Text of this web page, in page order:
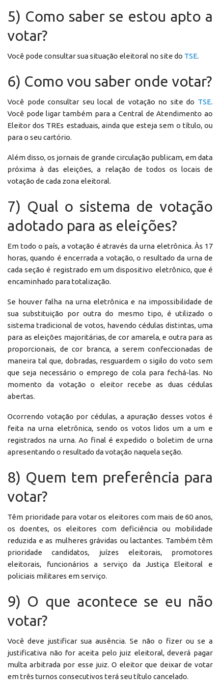
5) Como saber se estou apto a
votar?
Você pode consultar sua situação eleitoral no site do TSE.
6) Como vou saber onde votar?
Você pode consultar seu local de votação no site do TSE.
Você pode ligar também para a Central de Atendimento ao
Eleitor dos TREs estaduais, ainda que esteja sem o título, ou
para o seu cartório.
Além disso, os jornais de grande circulação publicam, em data
próxima à das eleições, a relação de todos os locais de
votação de cada zona eleitoral.
7) Qual o sistema de votação
adotado para as eleições?
Em todo o país, a votação é através da urna eletrônica. Às 17
horas, quando é encerrada a votação, o resultado da urna de
cada seção é registrado em um dispositivo eletrônico, que é
encaminhado para totalização.
Se houver falha na urna eletrônica e na impossibilidade de
sua substituição por outra do mesmo tipo, é utilizado o
sistema tradicional de votos, havendo cédulas distintas, uma
para as eleições majoritárias, de cor amarela, e outra para as
proporcionais, de cor branca, a serem confeccionadas de
maneira tal que, dobradas, resguardem o sigilo do voto sem
que seja necessário o emprego de cola para fechá-las. No
momento da votação o eleitor recebe as duas cédulas
abertas.
Ocorrendo votação por cédulas, a apuração desses votos é
feita na urna eletrônica, sendo os votos lidos um a um e
registrados na urna. Ao final é expedido o boletim de urna
apresentando o resultado da votação naquela seção.
8) Quem tem preferência para
votar?
Têm prioridade para votar os eleitores com mais de 60 anos,
os doentes, os eleitores com deficiência ou mobilidade
reduzida e as mulheres grávidas ou lactantes. Também têm
prioridade candidatos, juízes eleitorais, promotores
eleitorais, funcionários a serviço da Justiça Eleitoral e
policiais militares em serviço.
9) O que acontece se eu não
votar?
Você deve justificar sua ausência. Se não o fizer ou se a
justificativa não for aceita pelo juiz eleitoral, deverá pagar
multa arbitrada por esse juiz. O eleitor que deixar de votar
em três turnos consecutivos terá seu título cancelado.